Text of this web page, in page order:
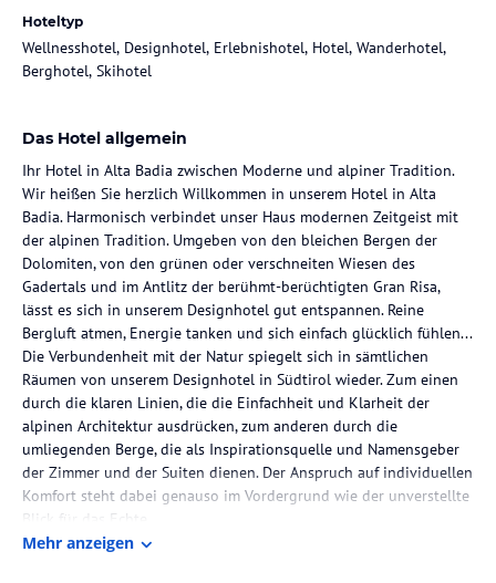
Hoteltyp
Wellnesshotel, Designhotel, Erlebnishotel, Hotel, Wanderhotel,
Berghotel, Skihotel
Das Hotel allgemein
Ihr Hotel in Alta Badia zwischen Moderne und alpiner Tradition.
Wir heißen Sie herzlich Willkommen in unserem Hotel in Alta
Badia. Harmonisch verbindet unser Haus modernen Zeitgeist mit
der alpinen Tradition. Umgeben von den bleichen Bergen der
Dolomiten, von den grünen oder verschneiten Wiesen des
Gadertals und im Antlitz der berühmt-berüchtigten Gran Risa,
lässt es sich in unserem Designhotel gut entspannen. Reine
Bergluft atmen, Energie tanken und sich einfach glücklich fühlen...
Die Verbundenheit mit der Natur spiegelt sich in sämtlichen
Räumen von unserem Designhotel in Südtirol wieder. Zum einen
durch die klaren Linien, die die Einfachheit und Klarheit der
alpinen Architektur ausdrücken, zum anderen durch die
umliegenden Berge, die als Inspirationsquelle und Namensgeber
der Zimmer und der Suiten dienen. Der Anspruch auf individuellen
Komfort steht dabei genauso im Vordergrund wie der unverstellte
Blick für das Echte.
Mehr anzeigen